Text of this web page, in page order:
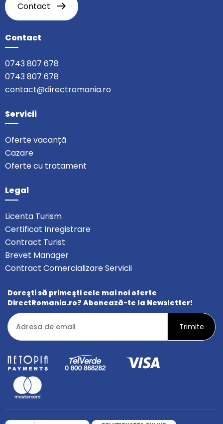
Contact
Contact
0743 807 678
0743 807 678
contact@directromania.ro
Servicii
Oferte vacanță
Cazare
Oferte cu tratament
Legal
Licenta Turism
Certificat Inregistrare
Contract Turist
Brevet Manager
Contract Comercializare Servicii
Doreşti să primeşti cele mai noi oferte
DirectRomania.ro? Abonează-te la Newsletter!